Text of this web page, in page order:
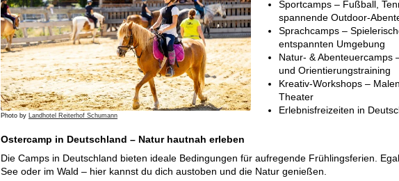
Photo by Landhotel Reiterhof Schumann
Sportcamps – Fußball,
spannende Outdoor-
Sprachcamps –
entspannten Umgebung
Natur- & Abenteuercamps
und Orientierungstraining
Kreativ-Workshops –
Theater
Erlebnisfreizeiten in
Ostercamp in Deutschland – Natur hautnah erleben
Die Camps in Deutschland bieten ideale Bedingungen für aufregende Frühlingsferien.
See oder im Wald – hier kannst du dich austoben und die Natur genießen.